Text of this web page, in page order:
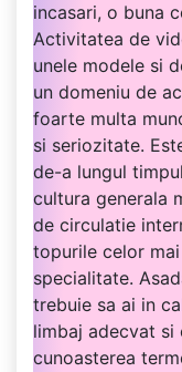
incasari, o buna
Activitatea de
unele modele si
un domeniu de
foarte multa
si seriozitate.
de-a lungul
cultura generala
de circulatie
topurile celor
specialitate.
trebuie sa ai in
limbaj adecvat
cunoasterea